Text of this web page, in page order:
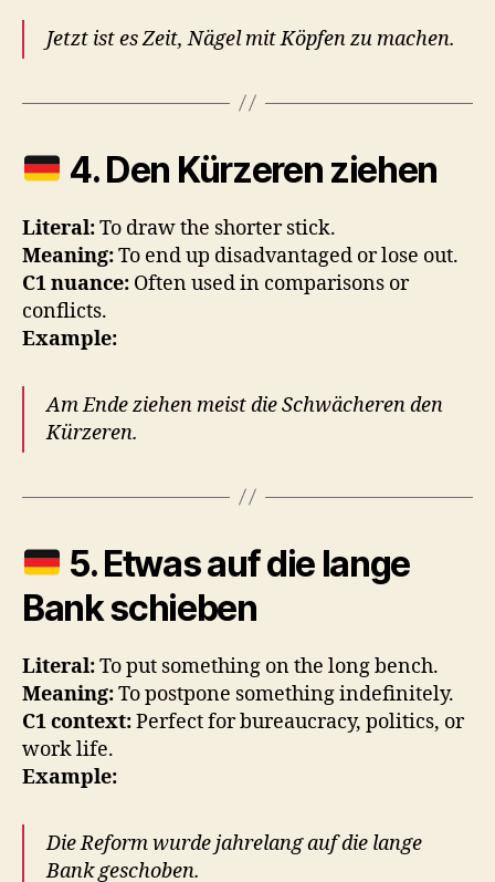
Jetzt ist es Zeit, Nägel mit Köpfen zu machen.
4.Den Kürzeren ziehen
Literal:To draw the shorter stick.
Meaning:To end up disadvantaged or lose out.
C1 nuance: Often used in comparisons or
conflicts.
Example:
Am Ende ziehen meist die Schwächeren den
Kürzeren.
5.Etwas auf die lange
Bank schieben
Literal:To put something on the long bench.
Meaning:To postpone something indefinitely.
C1 context:Perfect for bureaucracy, politics, or
work life.
Example:
Die Reform wurde jahrelang auf die lange
Bank geschoben.